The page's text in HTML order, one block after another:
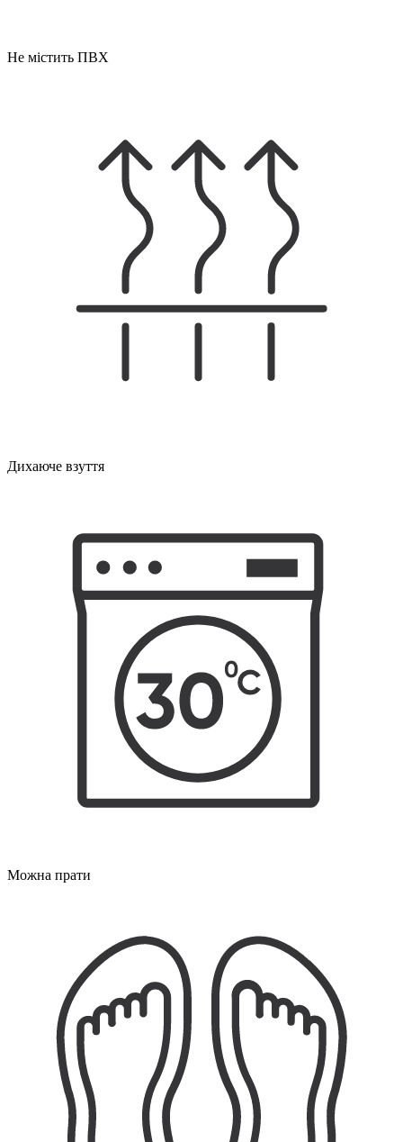
Не містить ПВХ
Дихаюче взуття
Можна прати